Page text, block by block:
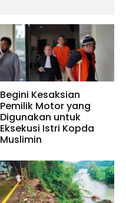
Begini Kesaksian
Pemilik Motor yang
Digunakan untuk
Eksekusi Istri Kopda
Muslimin